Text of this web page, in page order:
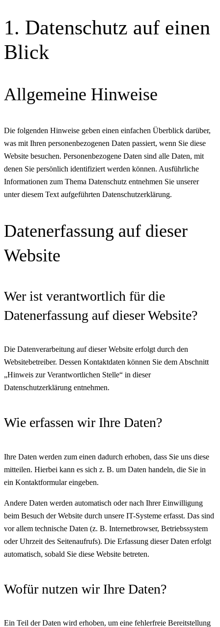
1. Datenschutz auf einen
Blick
Allgemeine Hinweise
Die folgenden Hinweise geben einen einfachen Überblick darüber,
was mit Ihren personenbezogenen Daten passiert, wenn Sie diese
Website besuchen. Personenbezogene Daten sind alle Daten, mit
denen Sie persönlich identifiziert werden können. Ausführliche
Informationen zum Thema Datenschutz entnehmen Sie unserer
unter diesem Text aufgeführten Datenschutzerklärung.
Datenerfassung auf dieser
Website
Wer ist verantwortlich für die
Datenerfassung auf dieser Website?
Die Datenverarbeitung auf dieser Website erfolgt durch den
Websitebetreiber. Dessen Kontaktdaten können Sie dem Abschnitt
„Hinweis zur Verantwortlichen Stelle“ in dieser
Datenschutzerklärung entnehmen.
Wie erfassen wir Ihre Daten?
Ihre Daten werden zum einen dadurch erhoben, dass Sie uns diese
mitteilen. Hierbei kann es sich z. B. um Daten handeln, die Sie in
ein Kontaktformular eingeben.
Andere Daten werden automatisch oder nach Ihrer Einwilligung
beim Besuch der Website durch unsere IT-Systeme erfasst. Das sind
vor allem technische Daten (z. B. Internetbrowser, Betriebssystem
oder Uhrzeit des Seitenaufrufs). Die Erfassung dieser Daten erfolgt
automatisch, sobald Sie diese Website betreten.
Wofür nutzen wir Ihre Daten?
Ein Teil der Daten wird erhoben, um eine fehlerfreie Bereitstellung